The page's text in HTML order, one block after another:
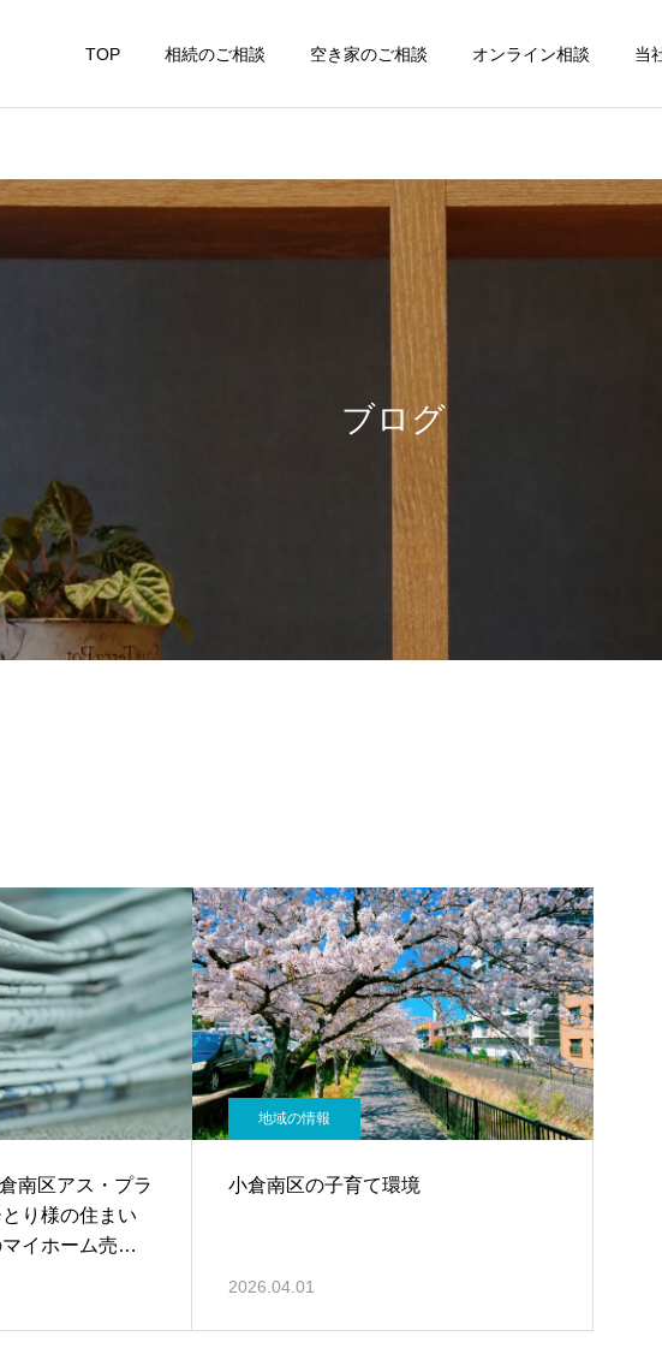
TOP 相続のご相談 空き家のご相談 オンライン相談 当
ブログ
南区アス・プラ
り様の住まい
イホーム売
地域の情報
小倉南区の子育て環境
2026.04.01